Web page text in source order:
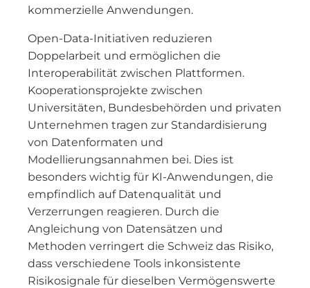
kommerzielle Anwendungen.
Open-Data-Initiativen reduzieren
Doppelarbeit und ermöglichen die
Interoperabilität zwischen Plattformen.
Kooperationsprojekte zwischen
Universitäten, Bundesbehörden und privaten
Unternehmen tragen zur Standardisierung
von Datenformaten und
Modellierungsannahmen bei. Dies ist
besonders wichtig für KI-Anwendungen, die
empfindlich auf Datenqualität und
Verzerrungen reagieren. Durch die
Angleichung von Datensätzen und
Methoden verringert die Schweiz das Risiko,
dass verschiedene Tools inkonsistente
Risikosignale für dieselben Vermögenswerte